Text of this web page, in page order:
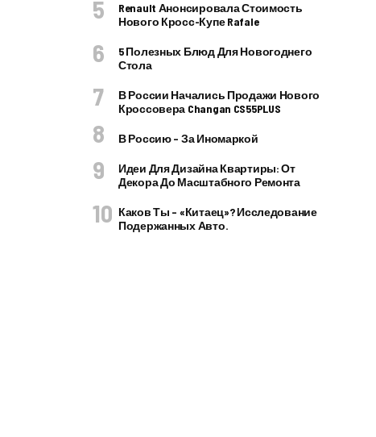
Renault Анонсировала Стоимость
Нового Кросс-Купе Rafale
5 Полезных Блюд Для Новогоднего
Стола
В России Начались Продажи Нового
Кроссовера Changan CS55PLUS
В Россию – За Иномаркой
Идеи Для Дизайна Квартиры: От
Декора До Масштабного Ремонта
Каков Ты – «китаец»? Исследование
Подержанных Авто.